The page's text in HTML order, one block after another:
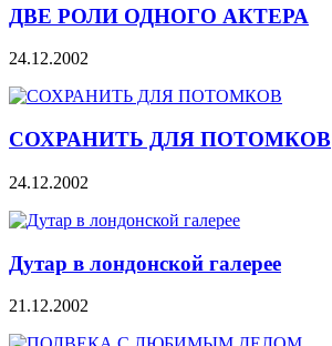
ДВЕ РОЛИ ОДНОГО АКТЕРА
24.12.2002
СОХРАНИТЬ ДЛЯ ПОТОМКОВ
24.12.2002
Дутар в лондонской галерее
21.12.2002